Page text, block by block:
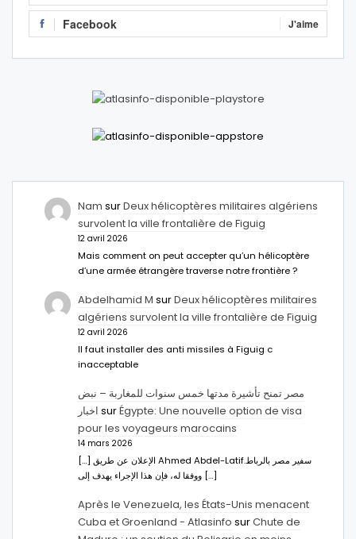
Facebook J'aime
Nam surDeux hélicoptères militaires algériens
survolent la ville frontalière de Figuig
12 avril 2026
Mais comment on peut accepter qu’un hélicoptère
d’une armée étrangère traverse notre frontière ?
Abdelhamid M surDeux hélicoptères militaires
algériens survolent la ville frontalière de Figuig
12 avril 2026
Il faut installer des anti missiles à Figuig c
inacceptable
مصر تمنح تأشيرة مدتها خمس سنوات للمغاربة – نبض
اخبار surÉgypte: Une nouvelle option de visa
pour les voyageurs marocains
14 mars 2026
[…] الإعلان عن طريق Ahmed Abdel-Latifسفير مصر بالرباط.
ووفقا له، فإن هذا الإجراء يهدف إلى […]
Après le Venezuela, les États-Unis menacent
Cuba et Groenland - Atlasinfo surChute de